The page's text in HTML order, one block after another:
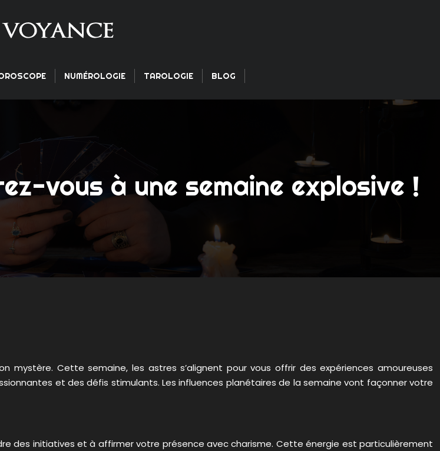
NUMÉROLOGIE TAROLOGIE BLOG
vous à une semaine explosive !
mystère. Cette semaine, les astres s’alignent pour vous offrir des expériences amoureuses
et des défis stimulants. Les influences planétaires de la semaine vont façonner votre
des initiatives et à affirmer votre présence avec charisme. Cette énergie est particulièrement